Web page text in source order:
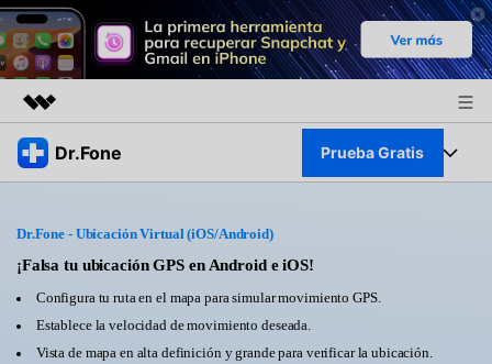
Productos destacados
Soluciones
Quiénes somos
Dr.Fone Prueba Gratis
Ver Kit Completo >
Productos
Para PC
Recursos
Dr.Fone - Ubicación Virtual (iOS/Android)
¡Falsa tu ubicación GPS en Android e iOS!
Configura tu ruta en el mapa para simular movimiento GPS.
Establece la velocidad de movimiento deseada.
Vista de mapa en alta definición y grande para verificar la ubicación.